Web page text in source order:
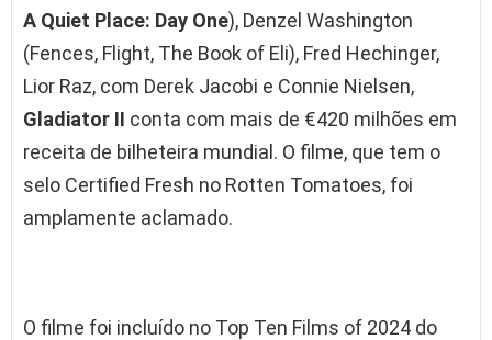
A Quiet Place: Day One), Denzel Washington
(Fences, Flight, The Book of Eli), Fred Hechinger,
Lior Raz, com Derek Jacobi e Connie Nielsen,
Gladiator II conta com mais de €420 milhões em
receita de bilheteira mundial. O filme, que tem o
selo Certified Fresh no Rotten Tomatoes, foi
amplamente aclamado.
O filme foi incluído no Top Ten Films of 2024 do